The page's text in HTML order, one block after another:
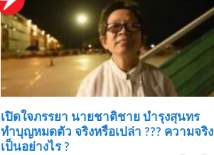
เปิดใจภรรยา นายชาติชาย บำรุงสุนทร
ทำบุญหมดตัว จริงหรือเปล่า ??? ความจริง
เป็นอย่างไร ?